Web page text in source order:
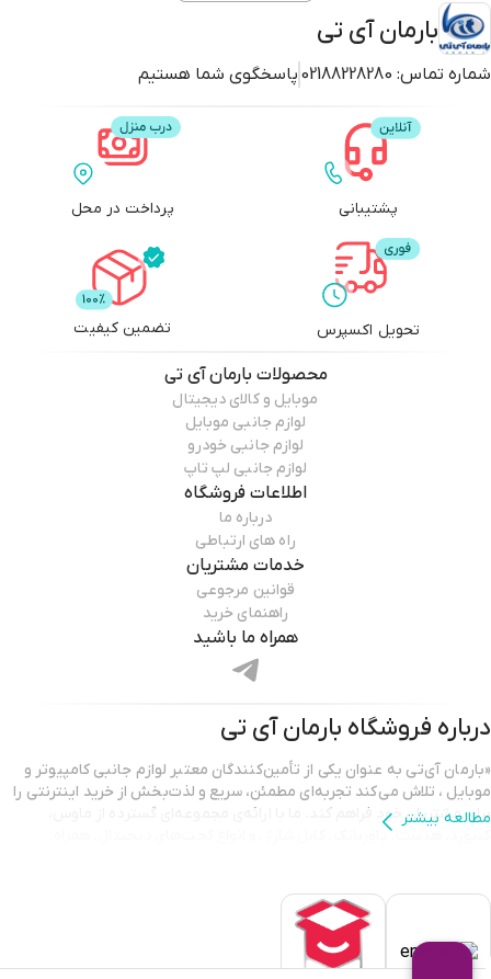
بارمان آی تی
شماره تماس: 02188228280 پاسخگوی شما هستیم
پشتیبانی پرداخت در محل
تحویل اکسپرس تضمین کیفیت
محصولات بارمان آی تی
موبایل و کالای دیجیتال
لوازم جانبی موبایل
لوازم جانبی خودرو
لوازم جانبی لپ تاپ
اطلاعات فروشگاه
درباره ما
راه های ارتباطی
خدمات مشتریان
قوانین مرجوعی
راهنمای خرید
همراه ما باشید
درباره فروشگاه بارمان آی تی
«بارمان آی‌تی به عنوان یکی از تأمین‌کنندگان معتبر لوازم جانبی کامپیوتر و
موبایل ، تلاش می‌کند تجربه‌ای مطمئن، سریع و لذت‌بخش از خرید اینترنتی را
برای مشتریان خود فراهم کند. ما با ارائه‌ی مجموعه‌ای گسترده از ماوس،
کیبورد، هدست، پاوربانک، کابل شارژ ،و انواع گجت‌های دیجیتال، همراه
تمامی محصولات ارائه شده در بارمان آی‌تی دارای اصالت و گارانتی معتبر
هستند تا مشتریان با اطمینان کامل خرید کنند. تیم پشتیبانی ما نیز همیشه
آماده‌ی پاسخگویی و راهنمایی است تا شما بهترین انتخاب را متناسب با نیاز
خود داشته باشید. انتخاب بارمان آی‌تی یعنی انتخاب کیفیت، قیمت مناسب و
مطالعه بیشتر